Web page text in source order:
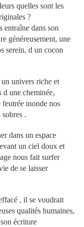
quelles sont les
?
entraîne dans son
généreusement, une
serein, d un cocon
univers riche et
d une cheminée,
feutrée inonde nos
sobres .
dans un espace
un ciel doux et
nous fait surfer
de se laisser
, il se voudrait
qualités humaines,
écriture